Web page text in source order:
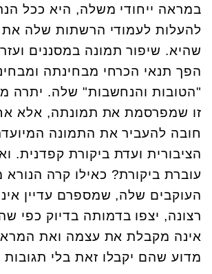
במראה ייחודי משלה, היא ככל
להעלות לעמודי הרשתות שלה
שהיא. שיפור תמונה במסננים
הפך תנאי הכרחי מבחינתה
"הטובות והנחשבות" שלה. יתרה
זו שמפרסמת את תמונתה, אלא
חובה להעביר את התמונה
הציבורית ועדת ביקורת קפדנית.
עוברת ביקורת? כאילו קרה
העוקבים שלה, שמספרם עדיין
רצונה, יצפו בדמותה בדיוק כפי
אינה מקבלת את עצמה ואת
מדוע שהם יקבלו זאת בלי